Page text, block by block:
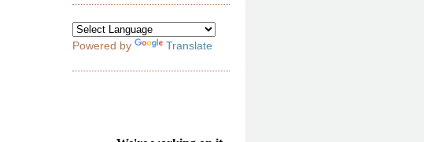
Powered by Translate